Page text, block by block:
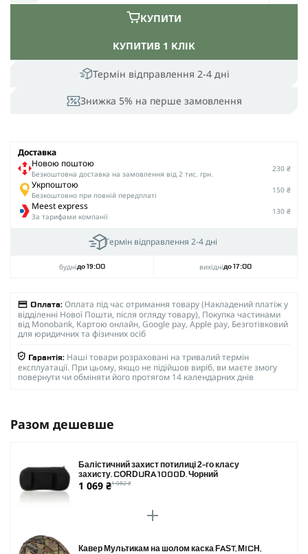
Термін відправлення 2-4 дні
Знижка 5% на перше замовлення
КУПИТИВ 1 КЛІК
КУПИТИ
Доставка
Новою поштою
Безкоштовна доставка на замовлення від 2 тис. грн.
230 ₴
Укрпоштою
Безкоштовно при повній передплаті
150 ₴
Meest express
За тарифами компанії
130 ₴
Термін відправлення 2-4 дні
буднідо 19:00 вихіднідо 17:00
Оплата: Оплата під час отримання товару (Накладений платіж у
відділенні Нової Пошти, після огляду товару), Покупка частинами
від Monobank, Картою онлайн, Google pay, Apple pay, Безготівковий
для юридичних та фізичних осіб
Гарантія: Наші товари розраховані на тривалий термін
експлуатації. При цьому, якщо не підійшов виріб, ви маєте змогу
повернути чи обміняти його протягом 14 календарних днів
Разом дешевше
Балістичний захист потилиці 2-го класу
захисту. CORDURA 1000D. Чорний
1 069 ₴1 082 ₴
Кавер Мультикам на шолом каска FAST, MICH,